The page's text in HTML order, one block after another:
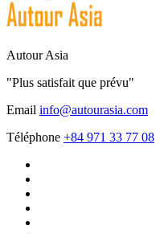
Autour Asia
"Plus satisfait que prévu"
Email info@autourasia.com
Téléphone +84 971 33 77 08